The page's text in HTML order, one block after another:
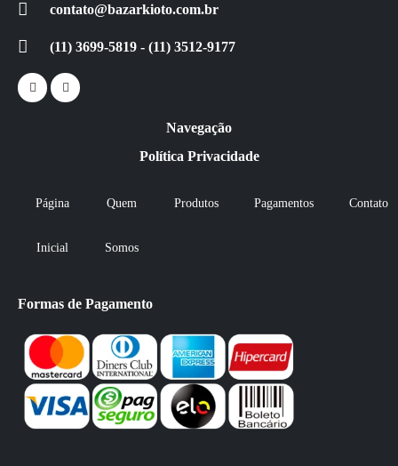
contato@bazarkioto.com.br
(11) 3699-5819 - (11) 3512-9177
Navegação
Política Privacidade
Página
Inicial
Quem
Somos
Produtos Pagamentos Contato
Formas de Pagamento